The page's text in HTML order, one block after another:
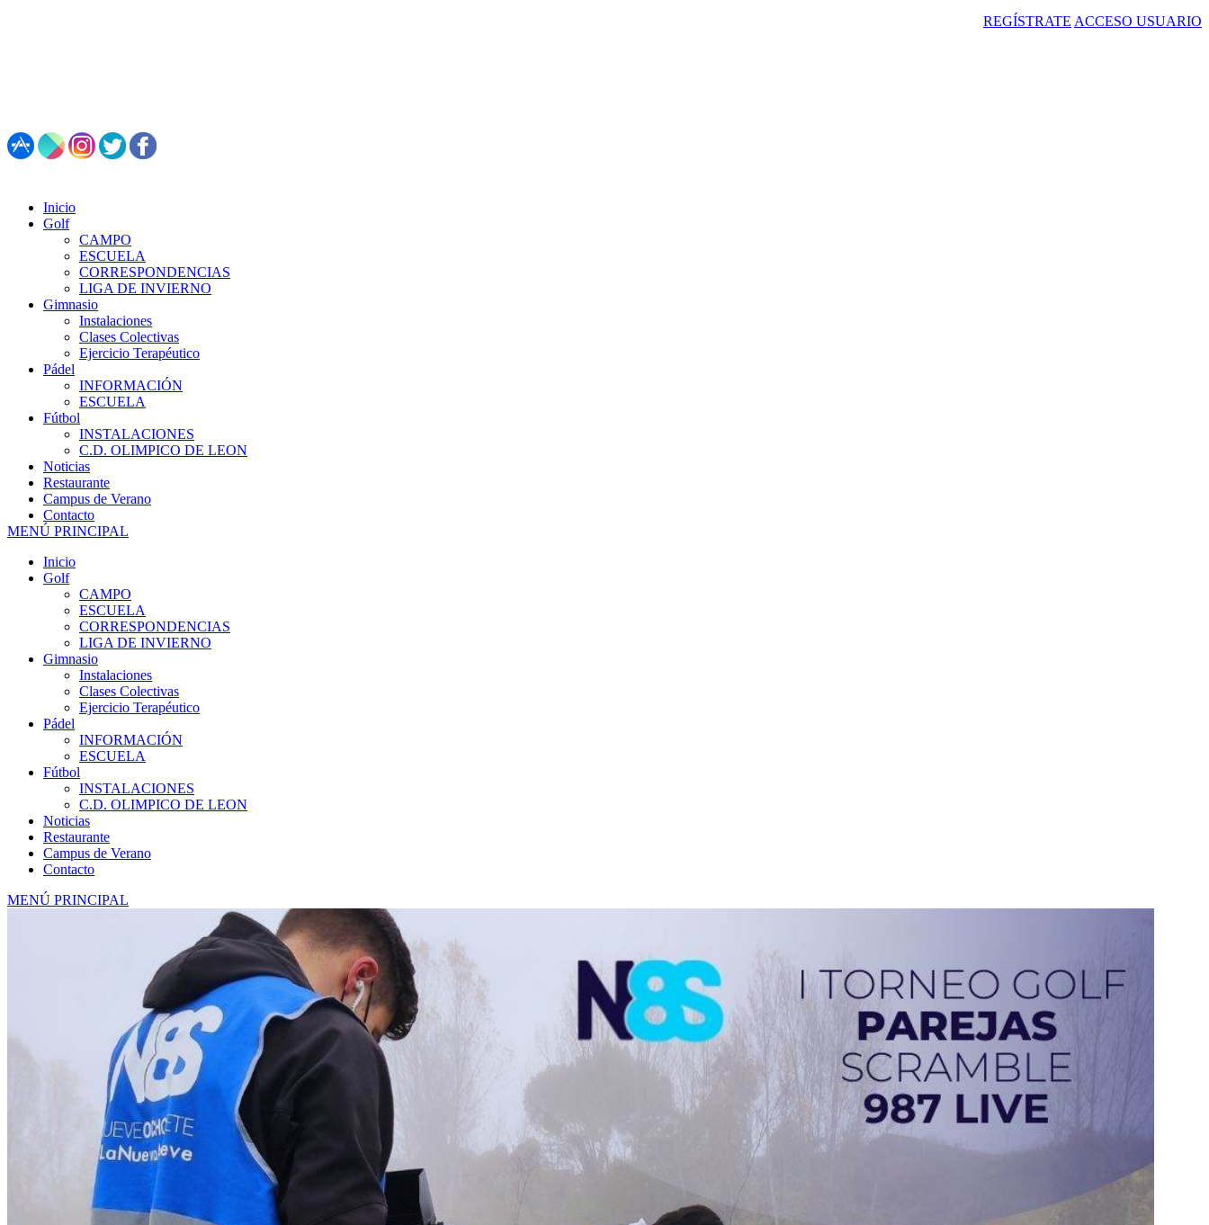
REGÍSTRATE ACCESO USUARIO
Inicio
Golf
CAMPO
ESCUELA
CORRESPONDENCIAS
LIGA DE INVIERNO
Gimnasio
Instalaciones
Clases Colectivas
Ejercicio Terapéutico
Pádel
INFORMACIÓN
ESCUELA
Fútbol
INSTALACIONES
C.D. OLIMPICO DE LEON
Noticias
Restaurante
Campus de Verano
Contacto
MENÚ PRINCIPAL
Inicio
Golf
CAMPO
ESCUELA
CORRESPONDENCIAS
LIGA DE INVIERNO
Gimnasio
Instalaciones
Clases Colectivas
Ejercicio Terapéutico
Pádel
INFORMACIÓN
ESCUELA
Fútbol
INSTALACIONES
C.D. OLIMPICO DE LEON
Noticias
Restaurante
Campus de Verano
Contacto
MENÚ PRINCIPAL